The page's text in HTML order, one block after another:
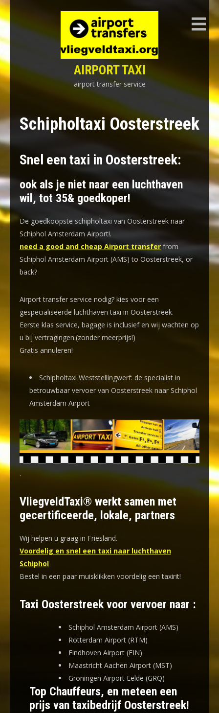
Skip
to
content
AIRPORT TAXI
airport transfer service
Schipholtaxi Oosterstreek
Snel een taxi in Oosterstreek:
ook als je niet naar een luchthaven
wil, tot 35& goedkoper!
De goedkoopste schipholtaxi van Oosterstreek naar
Schiphol Amsterdam Airport!.
need a good and cheap Airport transfer from
Schiphol Amsterdam Airport (AMS) to Oosterstreek, or
back?
Airport transfer service nodig? kies voor een
gespecialiseerde luchthaven taxi in Oosterstreek.
Eerste klas service, bagage is inclusief en wij wachten op
u bij vertragingen.(zonder meerprijs!)
Gratis annuleren!
Schipholtaxi Weststellingwerf: de specialist in
betrouwbaar vervoer van Oosterstreek naar Schiphol
Amsterdam Airport
.
VliegveldTaxi® werkt samen met
gecertificeerde, lokale, partners
Wij helpen u graag in Friesland.
Voordelig en snel een taxi naar luchthaven
Schiphol
Bestel in een paar muisklikken voordelig een taxirit!
Taxi Oosterstreek voor vervoer naar :
Schiphol Amsterdam Airport (AMS)
Rotterdam Airport (RTM)
Eindhoven Airport (EIN)
Maastricht Aachen Airport (MST)
Groningen Airport Eelde (GRQ)
Top Chauffeurs, en meteen een
prijs van taxibedrijf Oosterstreek!